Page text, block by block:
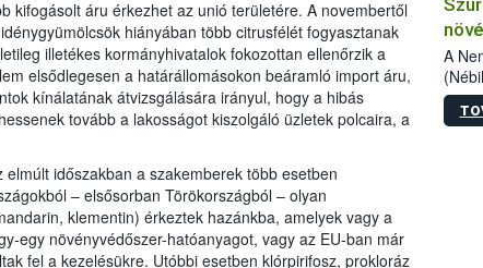
kifogásolt áru érkezhet az unió területére. A novembertől
hiányában több citrusfélét fogyasztanak
illetékes kormányhivatalok fokozottan ellenőrzik a
elsődlegesen a határállomásokon beáramló import áru,
kínálatának átvizsgálására irányul, hogy a hibás
tovább a lakosságot kiszolgáló üzletek polcaira, a
időszakban a szakemberek több esetben
– elsősorban Törökországból – olyan
klementin) érkeztek hazánkba, amelyek vagy a
egy növényvédőszer-hatóanyagot, vagy az EU-ban már
fel a kezelésükre. Utóbbi esetben klórpirifosz, prokloráz
A